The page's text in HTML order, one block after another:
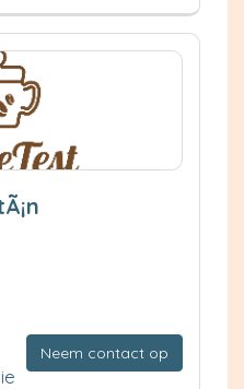
Neem contact op